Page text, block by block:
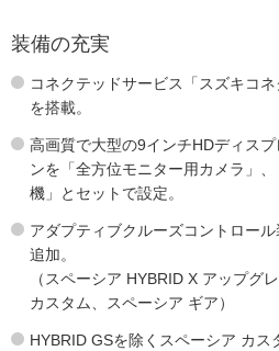
装備の充実
コネクテッドサービス「スズキコ
を搭載。
高画質で大型の9インチHDディス
ンを「全方位モニター用カメラ」
機」とセットで設定。
アダプティブクルーズコントロー
追加。
（スペーシア HYBRID X アップグ
カスタム、スペーシア ギア）
HYBRID GSを除くスペーシア カス